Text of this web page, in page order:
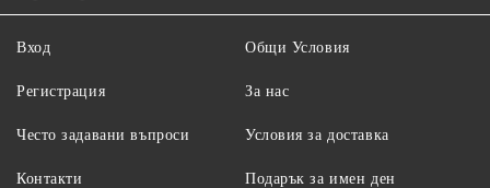
Вход
Регистрация
Често задавани въпроси
Контакти
Общи Условия
За нас
Условия за доставка
Подарък за имен ден